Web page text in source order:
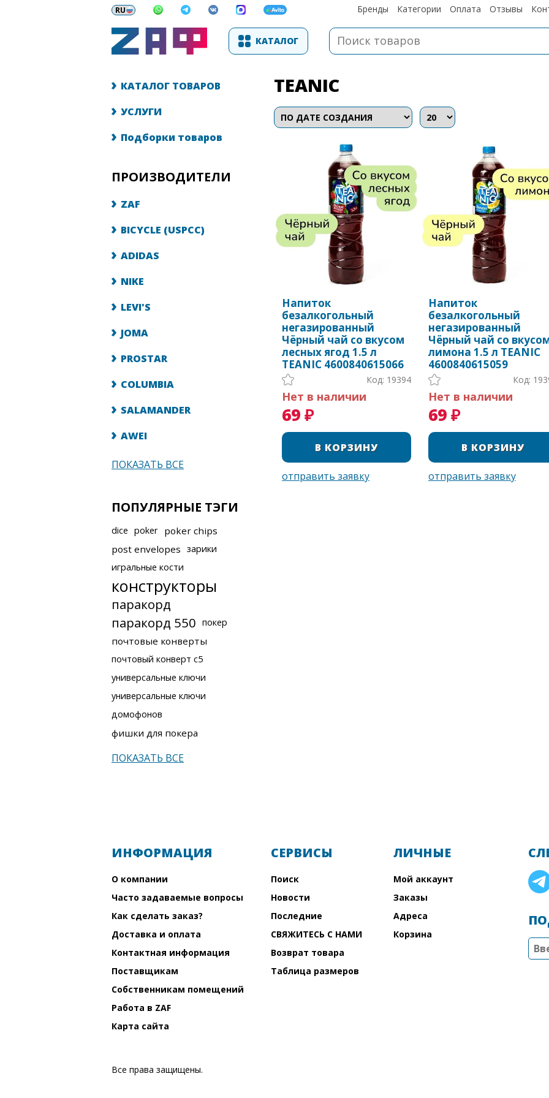
Бренды Категории Оплата Отзывы
КАТАЛОГ
КАТАЛОГ ТОВАРОВ
УСЛУГИ
Подборки товаров
ПРОИЗВОДИТЕЛИ
ZAF
BICYCLE (USPCC)
ADIDAS
NIKE
LEVI'S
JOMA
PROSTAR
COLUMBIA
SALAMANDER
AWEI
ПОКАЗАТЬ ВСЕ
ПОПУЛЯРНЫЕ ТЭГИ
dice poker poker chips
post envelopes зарики
игральные кости
конструкторы
паракорд
паракорд 550 покер
почтовые конверты
почтовый конверт с5
универсальные ключи
универсальные ключи
домофонов
фишки для покера
ПОКАЗАТЬ ВСЕ
TEANIC
Напиток
безалкогольный
негазированный
Чёрный чай со вкусом
лесных ягод 1.5 л
TEANIC 4600840615066
Код: 19394
Нет в наличии
69 ₽
Напиток
безалкогольный
негазированный
Чёрный чай со
лимона 1.5 л TEANIC
4600840615059
Код:
Нет в наличии
69 ₽
ИНФОРМАЦИЯ
О компании
Часто задаваемые вопросы
Как сделать заказ?
Доставка и оплата
Контактная информация
Поставщикам
Собственникам помещений
Работа в ZAF
Карта сайта
СЕРВИСЫ
Поиск
Новости
Последние
СВЯЖИТЕСЬ С НАМИ
Возврат товара
Таблица размеров
ЛИЧНЫЕ
Мой аккаунт
Заказы
Адреса
Корзина
Все права защищены.